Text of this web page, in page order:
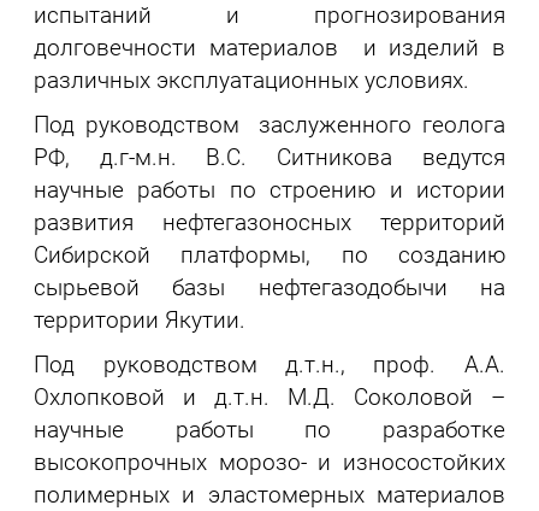
испытаний и прогнозирования
долговечности материалов и изделий в
различных эксплуатационных условиях.
Под руководством заслуженного геолога
РФ, д.г-м.н. В.С. Ситникова ведутся
научные работы по строению и истории
развития нефтегазоносных территорий
Сибирской платформы, по созданию
сырьевой базы нефтегазодобычи на
территории Якутии.
Под руководством д.т.н., проф. А.А.
Охлопковой и д.т.н. М.Д. Соколовой –
научные работы по разработке
высокопрочных морозо- и износостойких
полимерных и эластомерных материалов